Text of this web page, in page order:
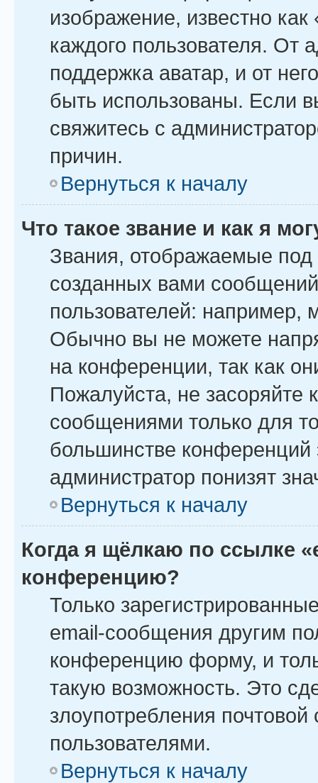
изображение, известно
каждого пользователя. От
поддержка аватар, и от
быть использованы. Если
свяжитесь с
причин.
Вернуться к началу
Что такое звание и как я
Звания, отображаемые
созданных вами
пользователей: например,
Обычно вы не можете
на конференции, так как
Пожалуйста, не
сообщениями только для
большинстве
администратор понизят
Вернуться к началу
Когда я щёлкаю по ссылке
конференцию?
Только
email-сообщения другим
конференцию форму, и
такую возможность. Это
злоупотребления
пользователями.
Вернуться к началу